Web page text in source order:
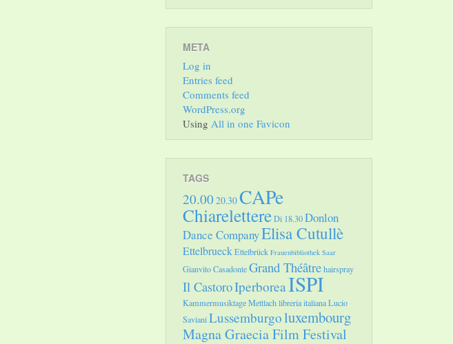
META
Log in
Entries feed
Comments feed
WordPress.org
Using All in one Favicon
TAGS
20.00 20.30CAPe
ChiarelettereDi 18.30Donlon
Dance CompanyElisa Cutullè
EttelbrueckEttelbrück Frauenbibliothek Saar
Gianvito CasadonteGrand Théâtrehairspray
Il CastoroIperboreaISPI
Kammermusiktage Mettlachlibreria italianaLucio
SavianiLussemburgoluxembourg
Magna Graecia Film Festival